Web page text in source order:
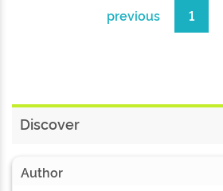
previous 1
Discover
Author